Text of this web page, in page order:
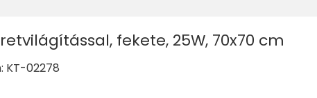
fekete, 25W, 70x70 cm
KT-02278